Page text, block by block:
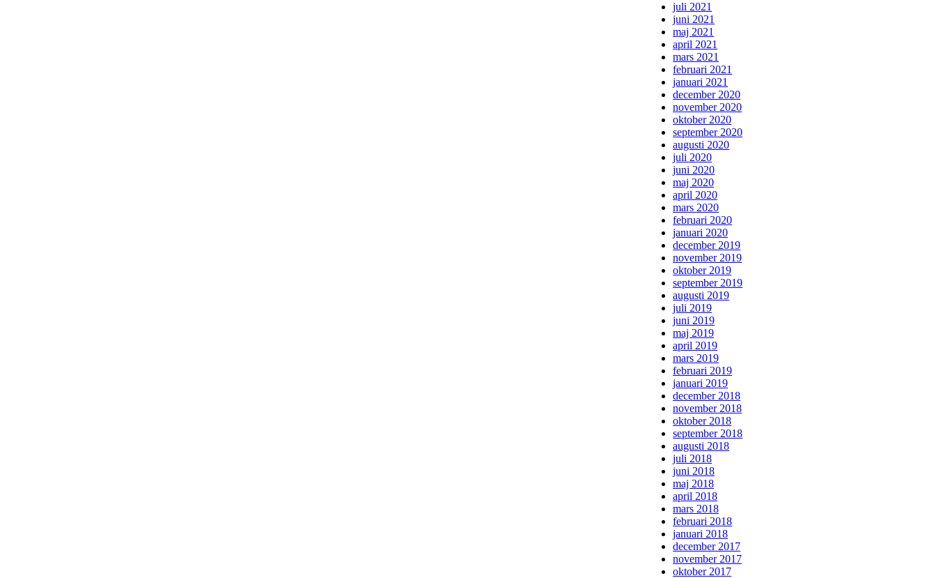
juli 2021
juni 2021
maj 2021
april 2021
mars 2021
februari 2021
januari 2021
december 2020
november 2020
oktober 2020
september 2020
augusti 2020
juli 2020
juni 2020
maj 2020
april 2020
mars 2020
februari 2020
januari 2020
december 2019
november 2019
oktober 2019
september 2019
augusti 2019
juli 2019
juni 2019
maj 2019
april 2019
mars 2019
februari 2019
januari 2019
december 2018
november 2018
oktober 2018
september 2018
augusti 2018
juli 2018
juni 2018
maj 2018
april 2018
mars 2018
februari 2018
januari 2018
december 2017
november 2017
oktober 2017